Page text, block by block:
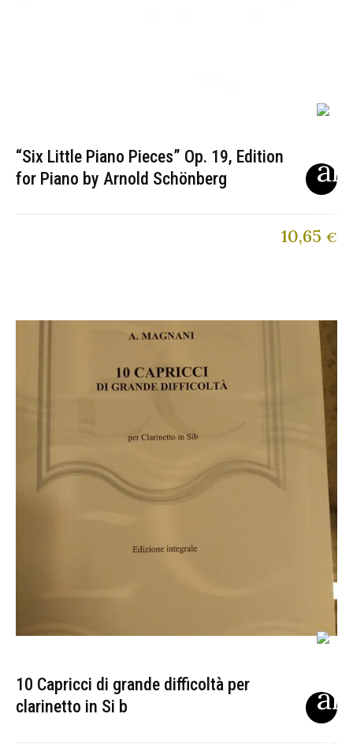
“Six Little Piano Pieces” Op. 19, Edition
for Piano by Arnold Schönberg
10,65 €
10 Capricci di grande difficoltà per
clarinetto in Si b